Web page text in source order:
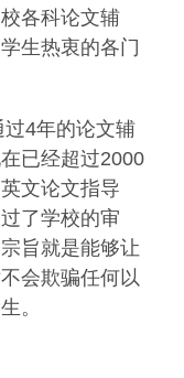
各科论文辅
生热衷的各门
4年的论文辅
已经超过2000
文论文指导
了学校的审
旨就是能够让
会欺骗任何以
。